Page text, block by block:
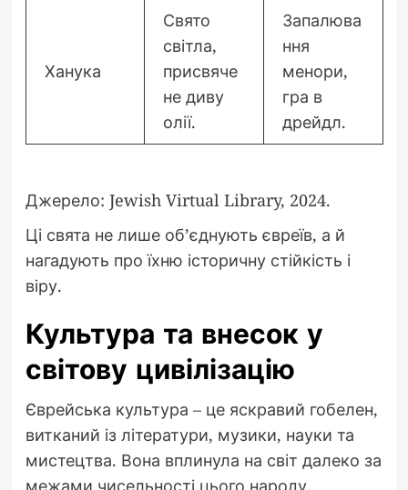
Ханука
Свято
світла,
присвяче
не диву
олії.
Запалюва
ння
менори,
гра в
дрейдл.
Джерело: Jewish Virtual Library, 2024.
Ці свята не лише об’єднують євреїв, а й
нагадують про їхню історичну стійкість і
віру.
Культура та внесок у
світову цивілізацію
Єврейська культура – це яскравий гобелен,
витканий із літератури, музики, науки та
мистецтва. Вона вплинула на світ далеко за
межами чисельності цього народу.